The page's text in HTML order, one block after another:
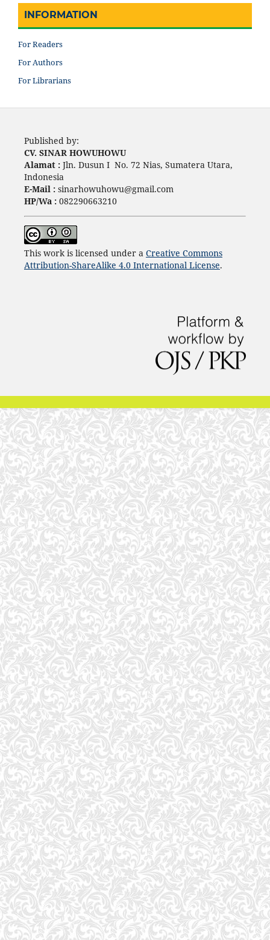
INFORMATION
For Readers
For Authors
For Librarians
Published by:
CV. SINAR HOWUHOWU
Alamat :Jln. Dusun I No. 72 Nias, Sumatera Utara,
Indonesia
E-Mail : sinarhowuhowu@gmail.com
HP/Wa : 082290663210
This work is licensed under a Creative Commons
Attribution-ShareAlike 4.0 International License.